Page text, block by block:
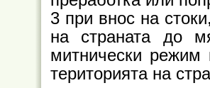
3 при внос на
на страната до
митнически режим
територията на